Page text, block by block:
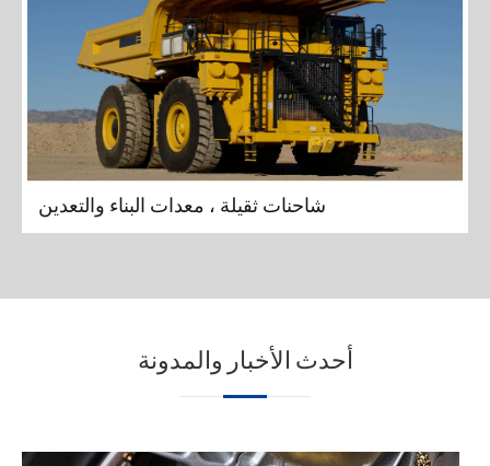
شاحنات ثقيلة ، معدات البناء والتعدين
أحدث الأخبار والمدونة